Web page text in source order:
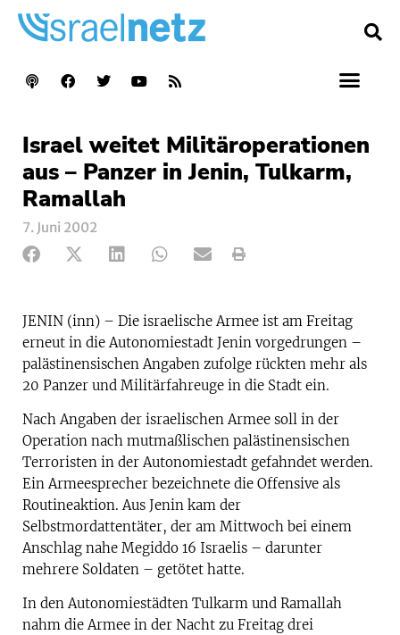
Israel weitet Militäroperationen
aus – Panzer in Jenin, Tulkarm,
Ramallah
7. Juni 2002
JENIN (inn) – Die israelische Armee ist am Freitag
erneut in die Autonomiestadt Jenin vorgedrungen –
palästinensischen Angaben zufolge rückten mehr als
20 Panzer und Militärfahreuge in die Stadt ein.
Nach Angaben der israelischen Armee soll in der
Operation nach mutmaßlischen palästinensischen
Terroristen in der Autonomiestadt gefahndet werden.
Ein Armeesprecher bezeichnete die Offensive als
Routineaktion. Aus Jenin kam der
Selbstmordattentäter, der am Mittwoch bei einem
Anschlag nahe Megiddo 16 Israelis – darunter
mehrere Soldaten – getötet hatte.
In den Autonomiestädten Tulkarm und Ramallah
nahm die Armee in der Nacht zu Freitag drei